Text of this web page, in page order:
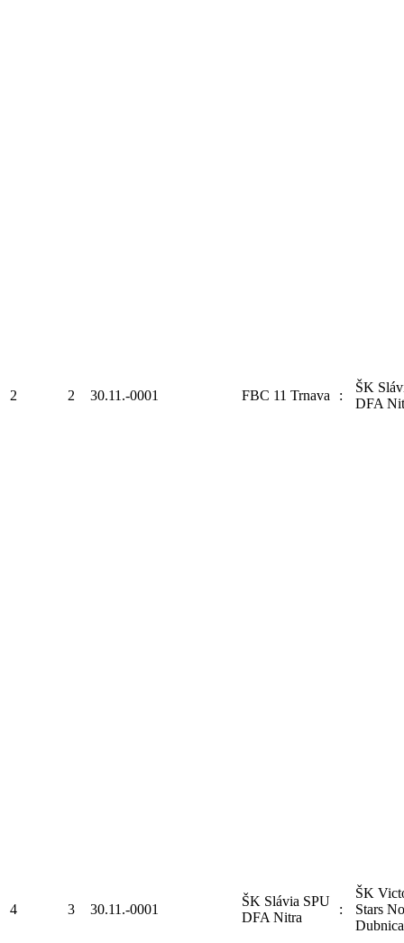
2 2 30.11.-0001 FBC 11 Trnava :
ŠK
DFA
4 3 30.11.-0001
ŠK Slávia SPU
DFA Nitra
:
ŠK
Stars
Dubnica